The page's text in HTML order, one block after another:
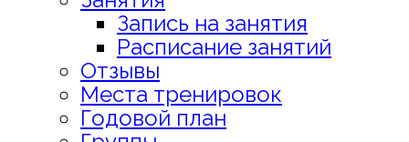
Запись на занятия
Расписание занятий
Отзывы
Места тренировок
Годовой план